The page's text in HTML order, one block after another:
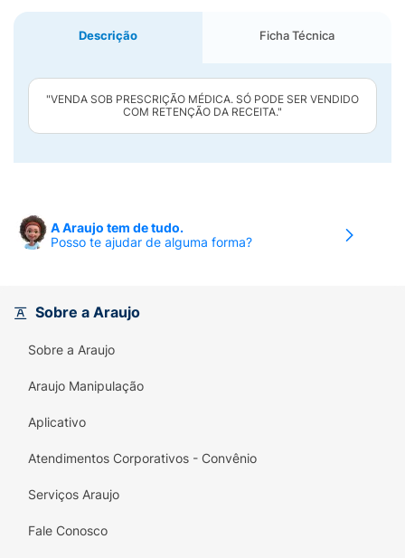
Descrição Ficha Técnica
"VENDA SOB PRESCRIÇÃO MÉDICA. SÓ PODE SER VENDIDO
COM RETENÇÃO DA RECEITA."
A Araujo tem de tudo.
Posso te ajudar de alguma forma?
Sobre a Araujo
Sobre a Araujo
Araujo Manipulação
Aplicativo
Atendimentos Corporativos - Convênio
Serviços Araujo
Fale Conosco